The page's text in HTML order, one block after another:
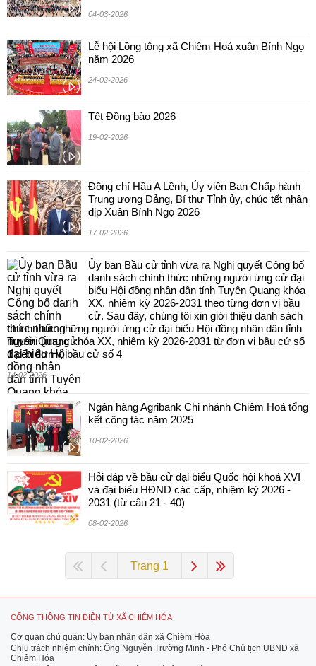
04-03-2026
Lễ hội Lồng tông xã Chiêm Hoá xuân Bính Ngọ
năm 2026
24-02-2026
Tết Đồng bào 2026
19-02-2026
Đồng chí Hầu A Lềnh, Ủy viên Ban Chấp hành
Trung ương Đảng, Bí thư Tỉnh ủy, chúc tết nhân
dịp Xuân Bính Ngọ 2026
17-02-2026
Ủy ban Bầu cử tỉnh vừa ra Nghị quyết Công bố
danh sách chính thức những người ứng cử đại
biểu Hội đồng nhân dân tỉnh Tuyên Quang khóa
XX, nhiệm kỳ 2026-2031 theo từng đơn vị bầu
cử. Sau đây, chúng tôi xin giới thiệu danh sách
chính thức những người ứng cử đại biểu Hội đồng nhân dân tỉnh
Tuyên Quang khóa XX, nhiệm kỳ 2026-2031 từ đơn vị bầu cử số
1 đến đơn vị bầu cử số 4
14-02-2026
Ngân hàng Agribank Chi nhánh Chiêm Hoá tổng
kết công tác năm 2025
10-02-2026
Hỏi đáp về bầu cử đại biểu Quốc hội khoá XVI
và đại biểu HĐND các cấp, nhiệm kỳ 2026 -
2031 (từ câu 21 - 40)
08-02-2026
Trang 1
CỔNG THÔNG TIN ĐIỆN TỬ XÃ CHIÊM HÓA
Cơ quan chủ quản: Ủy ban nhân dân xã Chiêm Hóa
Chịu trách nhiệm chính: Ông Nguyễn Trường Minh - Phó Chủ tịch UBND xã
Chiêm Hóa